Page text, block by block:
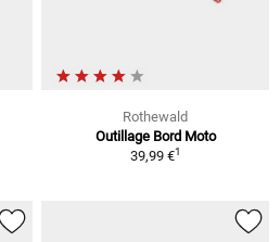
Rothewald
Outillage Bord Moto
39,99 €1